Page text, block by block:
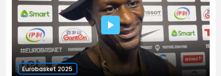
Eurobasket 2025